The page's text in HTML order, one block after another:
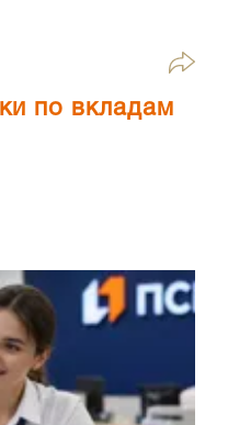
по вкладам